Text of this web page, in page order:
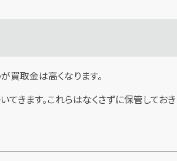
買取金は高くなります。
きます。これらはなくさずに保管しておき